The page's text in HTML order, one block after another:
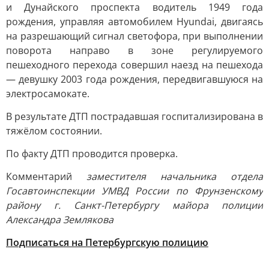
и Дунайского проспекта водитель 1949 года
рождения, управляя автомобилем Hyundai, двигаясь
на разрешающий сигнал светофора, при выполнении
поворота направо в зоне регулируемого
пешеходного перехода совершил наезд на пешехода
— девушку 2003 года рождения, передвигавшуюся на
электросамокате.
В результате ДТП пострадавшая госпитализирована в
тяжёлом состоянии.
По факту ДТП проводится проверка.
Комментарий заместителя начальника отдела
Госавтоинспекции УМВД России по Фрунзенскому
району г. Санкт-Петербургу майора полиции
Александра Землякова
Подписаться на Петербургскую полицию